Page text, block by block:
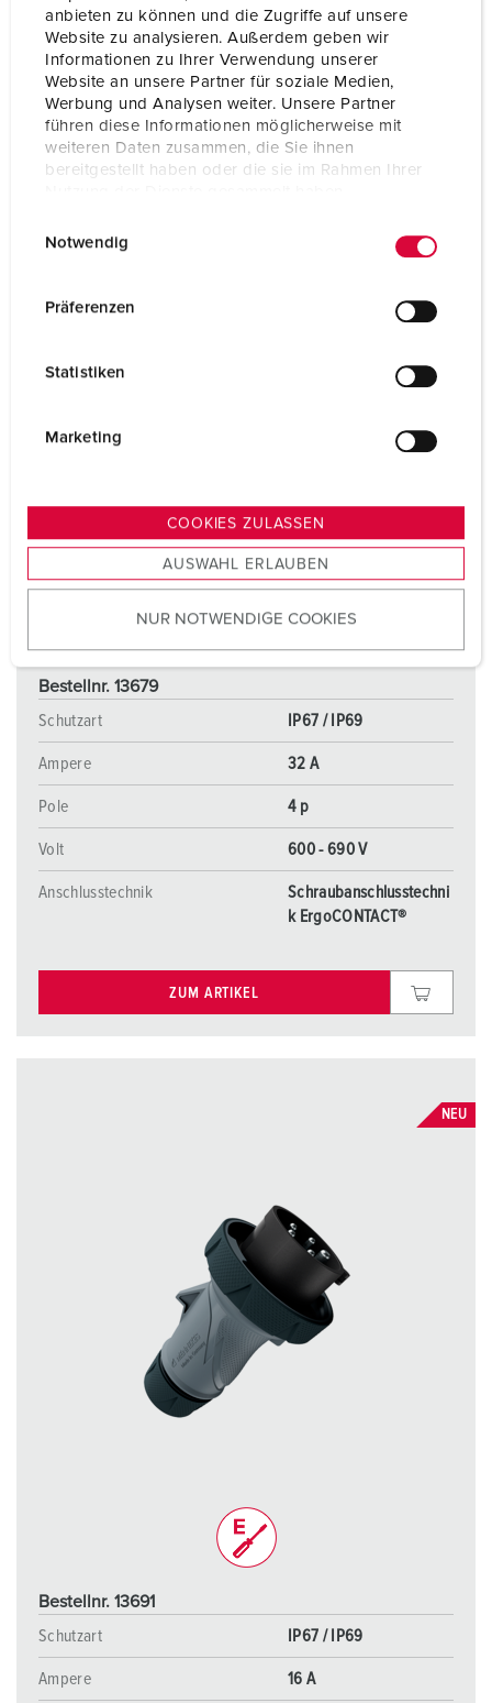
anbieten zu können und die Zugriffe auf unsere
Website zu analysieren. Außerdem geben wir
Informationen zu Ihrer Verwendung unserer
Website an unsere Partner für soziale Medien,
Werbung und Analysen weiter. Unsere Partner
führen diese Informationen möglicherweise mit
weiteren Daten zusammen, die Sie ihnen
bereitgestellt haben oder die sie im Rahmen Ihrer
s
u
w
Notwendig
Präferenzen
Statistiken
Marketing
COOKIES ZULASSEN
AUSWAHL ERLAUBEN
NUR NOTWENDIGE COOKIES
ZUM ARTIKEL
Bestellnr. 13679
Schutzart
IP67 / IP69
Ampere 32 A
Pole 4 p
Volt 600 - 690 V
Anschlusstechnik
Schraubanschlusstechni
k ErgoCONTACT®
ZUM ARTIKEL
NEU
Bestellnr. 13691
Schutzart
IP67 / IP69
Ampere 16 A